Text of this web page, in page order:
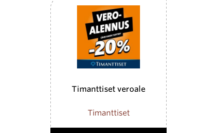
Timanttiset veroale
Timanttiset